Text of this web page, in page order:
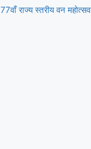
77वाँ राज्य स्तरीय वन